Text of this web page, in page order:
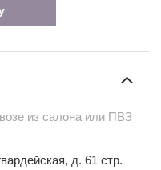
из салона или ПВЗ
д. 61 стр.